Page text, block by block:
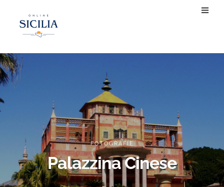
FOTOGRAFIE
Palazzina Cinese